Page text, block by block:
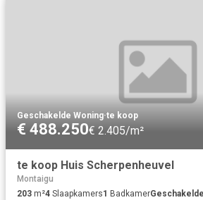
Geschakelde Woning·te koop
€ 488.250€ 2.405/m²
te koop Huis Scherpenheuvel
Montaigu
203 m²4 Slaapkamers1 Badkamer